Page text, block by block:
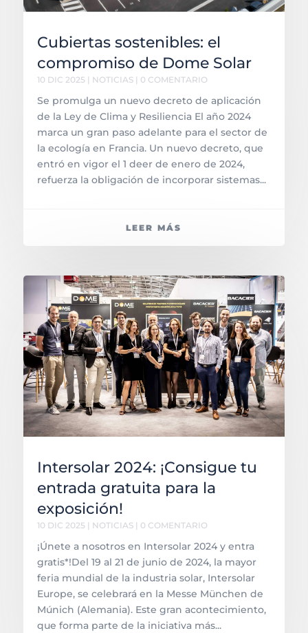
Cubiertas sostenibles: el
compromiso de Dome Solar
10 DIC 2025 | NOTICIAS| 0 COMENTARIO
Se promulga un nuevo decreto de aplicación
de la Ley de Clima y Resiliencia El año 2024
marca un gran paso adelante para el sector de
la ecología en Francia. Un nuevo decreto, que
entró en vigor el 1 deer de enero de 2024,
refuerza la obligación de incorporar sistemas...
LEER MÁS
Intersolar 2024: ¡Consigue tu
entrada gratuita para la
exposición!
10 DIC 2025 | NOTICIAS| 0 COMENTARIO
¡Únete a nosotros en Intersolar 2024 y entra
gratis*!Del 19 al 21 de junio de 2024, la mayor
feria mundial de la industria solar, Intersolar
Europe, se celebrará en la Messe München de
Múnich (Alemania). Este gran acontecimiento,
que forma parte de la iniciativa más...